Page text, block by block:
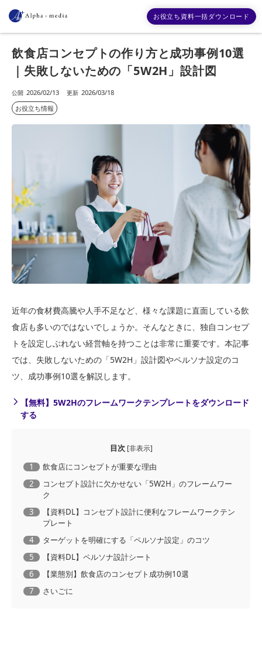
お役立ち資料一括ダウンロード
飲食店コンセプトの作り方と成功事例10選
｜失敗しないための「5W2H」設計図
2026/02/13
2026/03/18
お役立ち情報
近年の食材費高騰や人手不足など、様々な課題に直面している飲
食店も多いのではないでしょうか。そんなときに、独自コンセプ
トを設定しぶれない経営軸を持つことは非常に重要です。本記事
では、失敗しないための「5W2H」設計図やペルソナ設定のコ
ツ、成功事例10選を解説します。
【無料】5W2Hのフレームワークテンプレートをダウンロード
する
目次 [非表示]
1
飲食店にコンセプトが重要な理由
2
コンセプト設計に欠かせない「5W2H」のフレームワー
ク
3
【資料DL】コンセプト設計に便利なフレームワークテン
プレート
4
ターゲットを明確にする「ペルソナ設定」のコツ
5
【資料DL】ペルソナ設計シート
6
【業態別】飲食店のコンセプト成功例10選
7
さいごに